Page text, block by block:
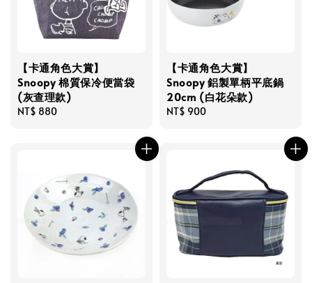
【卡通角色大賞】
Snoopy 棉質保冷便當袋
(灰查理款)
Regular
NT$ 880
【卡通角色大賞】
Snoopy 鋁製單柄平底鍋
20cm (白花朵款)
Regular
NT$ 900